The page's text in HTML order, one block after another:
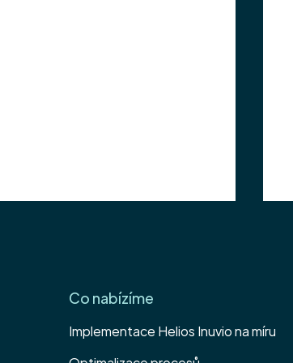
Přejeme všem
Co nabízíme
Implementace Helios Inuvio na míru